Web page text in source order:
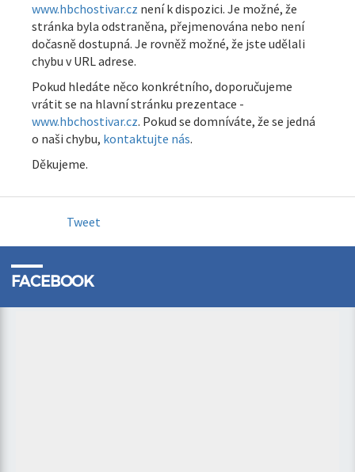
www.hbchostivar.cz není k dispozici. Je možné, že
stránka byla odstraněna, přejmenována nebo není
dočasně dostupná. Je rovněž možné, že jste udělali
chybu v URL adrese.
Pokud hledáte něco konkrétního, doporučujeme
vrátit se na hlavní stránku prezentace -
www.hbchostivar.cz. Pokud se domníváte, že se jedná
o naši chybu, kontaktujte nás.
Děkujeme.
Tweet
FACEBOOK